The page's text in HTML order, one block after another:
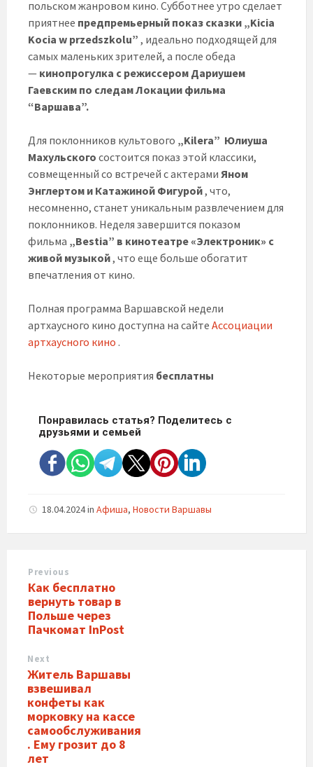
польском жанровом кино. Субботнее утро сделает
приятнее предпремьерный показ сказки „Kicia
Kocia w przedszkolu” , идеально подходящей для
самых маленьких зрителей, а после обеда
— кинопрогулка с режиссером Дариушем
Гаевским по следам Локации фильма
“Варшава”.
Для поклонников культового „Kilera” Юлиуша
Махульского состоится показ этой классики,
совмещенный со встречей с актерами Яном
Энглертом и Катажиной Фигурой, что,
несомненно, станет уникальным развлечением для
поклонников. Неделя завершится показом
фильма „Bestia” в кинотеатре «Электроник» с
живой музыкой, что еще больше обогатит
впечатления от кино.
Полная программа Варшавской недели
артхаусного кино доступна на сайте Ассоциации
артхаусного кино .
Некоторые мероприятия бесплатны
Понравилась статья? Поделитесь с
друзьями и семьей
18.04.2024in Афиша, Новости Варшавы
Previous
Как бесплатно
вернуть товар в
Польше через
Пачкомат InPost
Next
Житель Варшавы
взвешивал
конфеты как
морковку на кассе
самообслуживания
. Ему грозит до 8
лет